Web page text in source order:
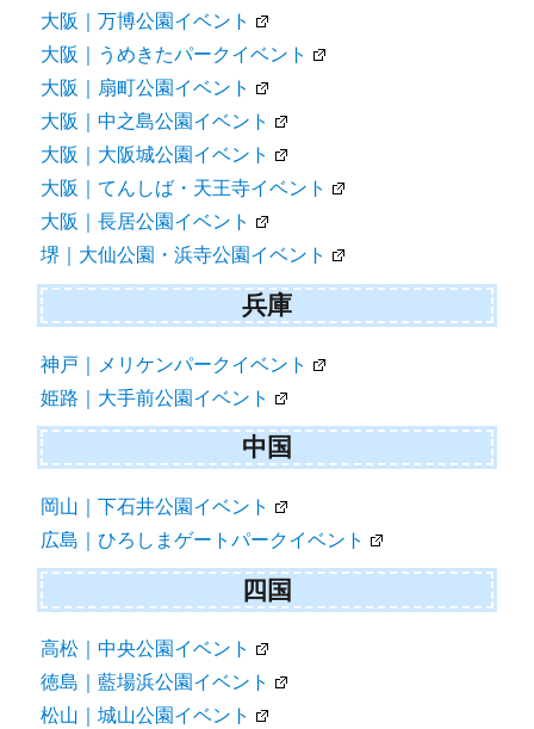
大阪｜万博公園イベント
大阪｜うめきたパークイベント
大阪｜扇町公園イベント
大阪｜中之島公園イベント
大阪｜大阪城公園イベント
大阪｜てんしば・天王寺イベント
大阪｜長居公園イベント
堺｜大仙公園・浜寺公園イベント
兵庫
神戸｜メリケンパークイベント
姫路｜大手前公園イベント
中国
岡山｜下石井公園イベント
広島｜ひろしまゲートパークイベント
四国
高松｜中央公園イベント
徳島｜藍場浜公園イベント
松山｜城山公園イベント